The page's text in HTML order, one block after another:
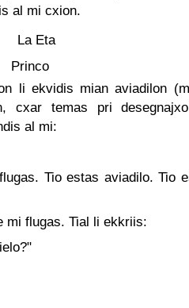
al mi cxion.
li ekvidis mian aviadilon
cxar temas pri
al mi:
Tio estas aviadilo. Tio
mi flugas. Tial li ekkriis: